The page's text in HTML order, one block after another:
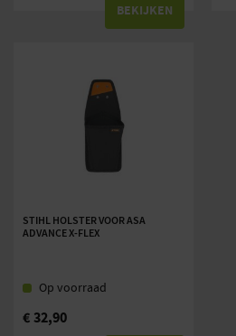
BEKIJKEN
STIHL HOLSTER VOOR ASA
ADVANCE X-FLEX
Op voorraad
€32,90